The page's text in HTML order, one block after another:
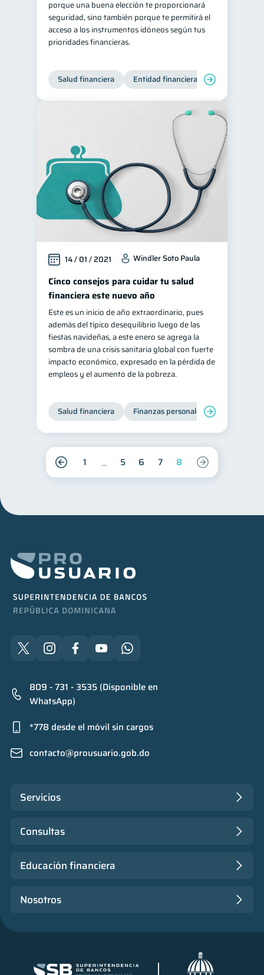
porque una buena elección te proporcionará
seguridad, sino también porque te permitirá el
acceso a los instrumentos idóneos según tus
prioridades financieras.
Salud financiera Entidad financiera
14 / 01 / 2021 Windler Soto Paula
Cinco consejos para cuidar tu salud
financiera este nuevo año
Este es un inicio de año extraordinario, pues
además del típico desequilibrio luego de las
fiestas navideñas, a este enero se agrega la
sombra de una crisis sanitaria global con fuerte
impacto económico, expresado en la pérdida de
empleos y el aumento de la pobreza.
Salud financiera Finanzas personales
1 5 6 7 8
809 - 731 - 3535 (Disponible en
WhatsApp)
*778 desde el móvil sin cargos
contacto@prousuario.gob.do
Servicios
Consultas
Educación financiera
Nosotros